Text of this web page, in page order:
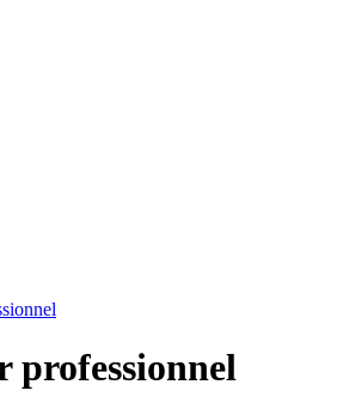
professionnel